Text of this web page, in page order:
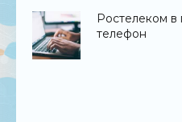
Ростелеком
телефон